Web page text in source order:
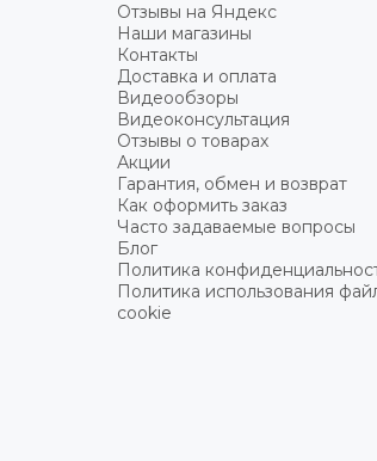
Отзывы на Яндекс
Наши магазины
Контакты
Доставка и оплата
Видеообзоры
Видеоконсультация
Отзывы о товарах
Акции
Гарантия, обмен и возврат
Как оформить заказ
Часто задаваемые вопросы
Блог
Политика
Политика использования
cookie